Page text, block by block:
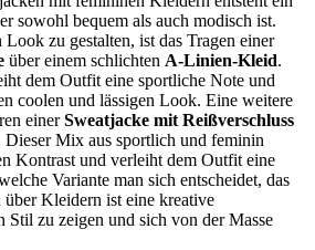
sowohl bequem als auch modisch ist.
zu gestalten, ist das Tragen einer
über einem schlichten A-Linien-Kleid.
dem Outfit eine sportliche Note und
coolen und lässigen Look. Eine weitere
einerSweatjacke mit Reißverschluss
Dieser Mix aus sportlich und feminin
Kontrast und verleiht dem Outfit eine
Variante man sich entscheidet, das
Kleidern ist eine kreative
Stil zu zeigen und sich von der Masse